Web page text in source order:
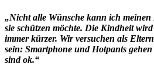
„Nicht alle Wünsche kann ich
sie schützen möchte. Die Kindheit
immer kürzer. Wir versuchen als
sein: Smartphone und Hotpants
sind ok.“